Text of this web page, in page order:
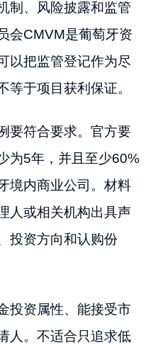
制、风险披露和监管
会CMVM是葡萄牙资
以把监管登记作为尽
等于项目获利保证。
要符合要求。官方要
为5年，并且至少60%
境内商业公司。材料
人或相关机构出具声
投资方向和认购份
投资属性、能接受市
人。不适合只追求低